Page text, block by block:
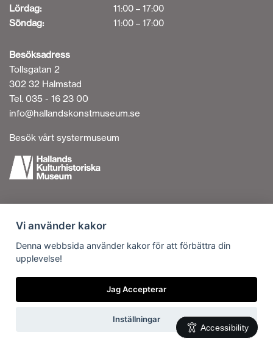
Lördag: 11:00 – 17:00
Söndag: 11:00 – 17:00
Besöksadress
Tollsgatan 2
302 32 Halmstad
Tel. 035 - 16 23 00
info@hallandskonstmuseum.se
Besök vårt systermuseum
Personuppgiftshantering
Om cookies
Kontakta oss
Vi är en del av
Accessibility
Vi använder kakor
Denna webbsida använder kakor för att förbättra din
upplevelse!
Jag Accepterar
Inställningar